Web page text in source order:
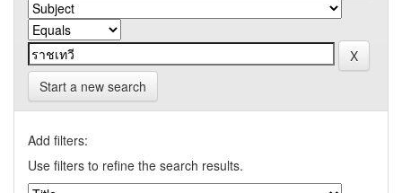
Start a new search
Add filters:
Use filters to refine the search results.